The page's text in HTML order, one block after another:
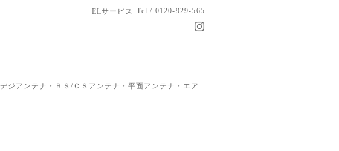
ELサービス Tel / 0120-929-565
アンテナ・ＢＳ/ＣＳアンテナ・平面アンテナ・エア